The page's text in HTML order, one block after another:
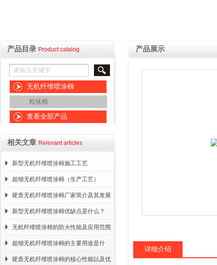
产品目录 Product catalog
无机纤维喷涂棉
粒状棉
查看全部产品
相关文章 Relevant articles
新型无机纤维喷涂棉施工工艺
超细无机纤维喷涂棉（生产工艺）
硬质无机纤维喷涂棉厂家简介及其发展
概述
新型无机纤维喷涂棉优缺点是什么？
无机纤维喷涂棉的防火性能及应用范围
超细无机纤维喷涂棉的主要用途是什
么？
硬质无机纤维喷涂棉的核心性能以及优
产品展示
详细介绍